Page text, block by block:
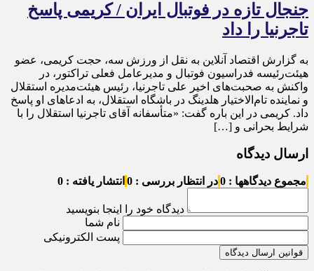
جنجال تازه در فوتبال ایران / کریمی پاسخ
تاجرنیا را داد
به گزارش اقتصاد آنلاین به نقل از ورزش سه، حجت کریمی، عضو
هیئت‌رئیسه فدراسیون فوتبال و مدیرعامل فعلی تراکتور، در
واکنش به صحبت‌های اخیر علی تاجرنیا، رئیس هیئت‌مدیره استقلال
و نماینده تام‌الاختیار هلدینگ در باشگاه استقلال، به ادعا‌های او پاسخ
داد. کریمی در این باره گفت: «متأسفانه آقای تاجرنیا استقلال را با
شرایط بحرانی و […]
ارسال دیدگاه
مجموع دیدگاهها : 0 در انتظار بررسی : 0 انتشار یافته : 0
دیدگاه خود را اینجا بنویسید
نام شما
پست الکترونیکی
قوانین ارسال دیدگاه